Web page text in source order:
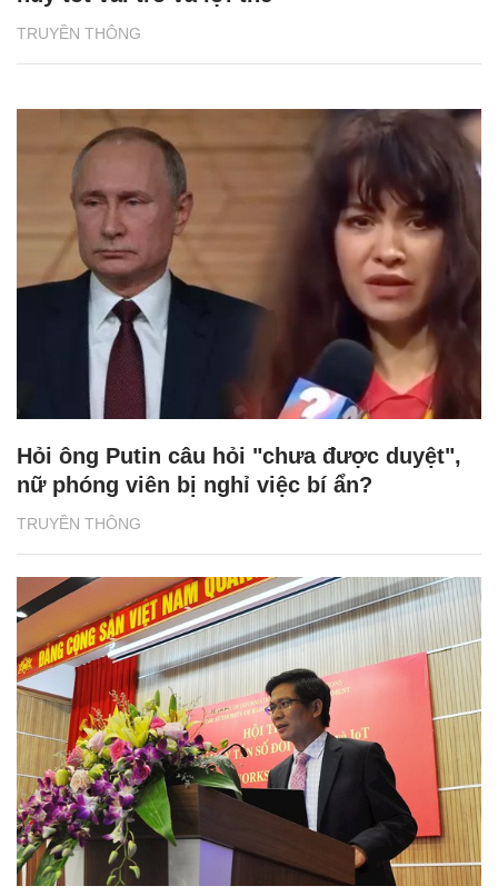
TRUYỀN THÔNG
TRUYỀN THÔNG
Hỏi ông Putin câu hỏi "chưa được duyệt",
nữ phóng viên bị nghỉ việc bí ẩn?